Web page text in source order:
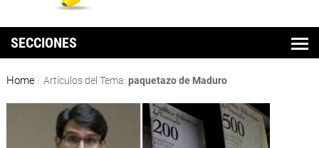
SECCIONES
Home / Artículos del Tema: paquetazo de Maduro